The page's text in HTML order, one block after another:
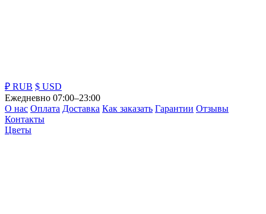
₽ RUB $ USD
Ежедневно 07:00–23:00
О нас Оплата Доставка Как заказать Гарантии Отзывы
Контакты
Цветы